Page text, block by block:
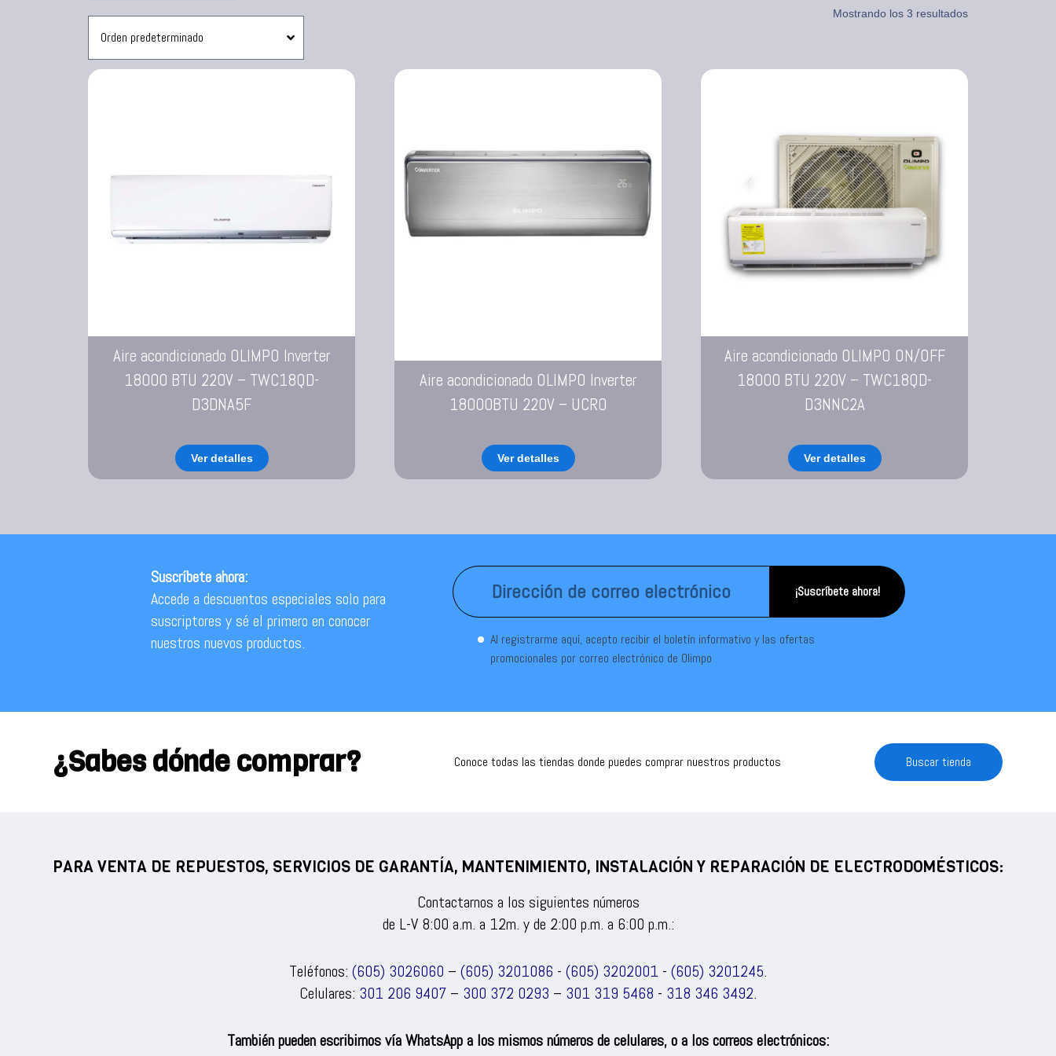
Sanduchera
Mostrando los 3 resultados
Aire acondicionado OLIMPO Inverter
18000 BTU 220V – TWC18QD-
D3DNA5F
Ver detalles
Aire acondicionado OLIMPO Inverter
18000BTU 220V – UCRO
Ver detalles
Aire acondicionado OLIMPO ON/OFF
18000 BTU 220V – TWC18QD-
D3NNC2A
Ver detalles
Suscríbete ahora:
Accede a descuentos especiales solo para
suscriptores y sé el primero en conocer
nuestros nuevos productos.
¡Suscríbete ahora!
Al registrarme aquí, acepto recibir el boletín informativo y las ofertas
promocionales por correo electrónico de Olimpo
¿Sabes dónde comprar? Conoce todas las tiendas donde puedes comprar nuestros productos Buscar tienda
PARA VENTA DE REPUESTOS, SERVICIOS DE GARANTÍA, MANTENIMIENTO, INSTALACIÓN Y REPARACIÓN DE ELECTRODOMÉSTICOS:
Contactarnos a los siguientes números
de L-V 8:00 a.m. a 12m. y de 2:00 p.m. a 6:00 p.m.:
Teléfonos: (605) 3026060 – (605) 3201086 - (605) 3202001 - (605) 3201245.
Celulares: 301 206 9407 – 300 372 0293 – 301 319 5468 - 318 346 3492.
También pueden escribirnos vía WhatsApp a los mismos números de celulares, o a los correos electrónicos: